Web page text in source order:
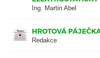
Ing. Martin Abel
HROTOVÁ
Redakce